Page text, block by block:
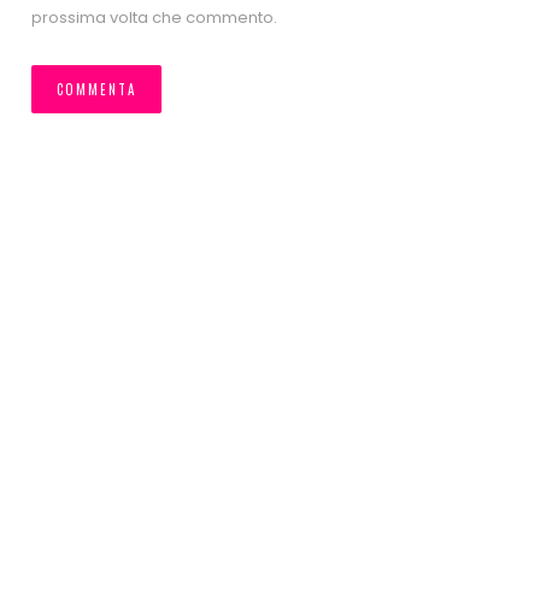
prossima volta che commento.